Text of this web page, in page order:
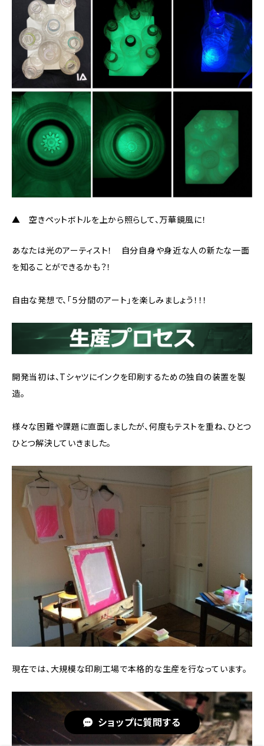
▲ 空きペットボトルを上から照らして、万華鏡風に！
あなたは光のアーティスト！ 自分自身や身近な人の新たな一面
を知ることができるかも？！
自由な発想で、「５分間のアート」を楽しみましょう！！！
開発当初は、Tシャツにインクを印刷するための独自の装置を製
造。
様々な困難や課題に直面しましたが、何度もテストを重ね、ひとつ
ひとつ解決していきました。
現在では、大規模な印刷工場で本格的な生産を行なっています。
ショップに質問する